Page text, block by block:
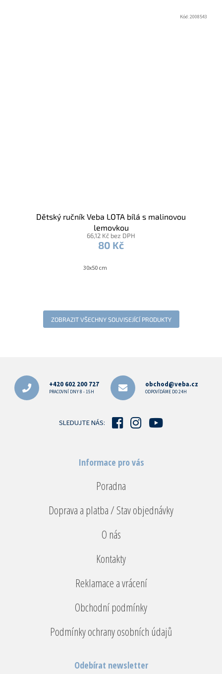
Dětský ručník Veba LOTA bílá s malinovou
lemovkou
66,12 Kč bez DPH
80 Kč
30x50 cm
Kód:2008543
ZOBRAZIT VŠECHNY SOUVISEJÍCÍ PRODUKTY
+420 602 200 727
PRACOVNÍ DNY 8 - 15H
obchod@veba.cz
ODPOVÍDÁME DO 24H
SLEDUJTE NÁS:
Informace pro vás
Poradna
Doprava a platba / Stav objednávky
O nás
Kontakty
Reklamace a vrácení
Obchodní podmínky
Podmínky ochrany osobních údajů
Odebírat newsletter